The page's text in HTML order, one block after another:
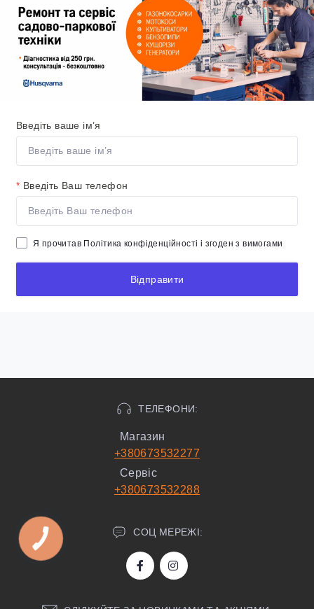
Введіть ваше ім’я
* Введіть Ваш телефон
Я прочитав Політика конфіденційності і згоден з вимогами
Відправити
ТЕЛЕФОНИ:
Магазин
+380673532277
Сервіс
+380673532288
СОЦ МЕРЕЖІ: